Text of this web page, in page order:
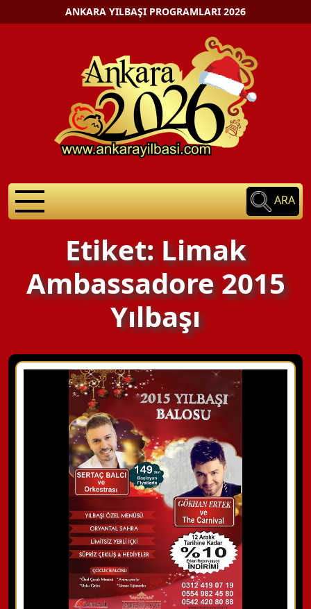
ANKARA YILBAŞI PROGRAMLARI 2026
ARA
Etiket: Limak
Ambassadore 2015
Yılbaşı